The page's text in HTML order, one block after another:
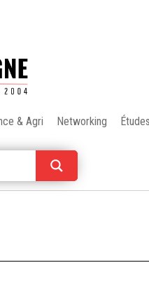
& Agri Networking Études